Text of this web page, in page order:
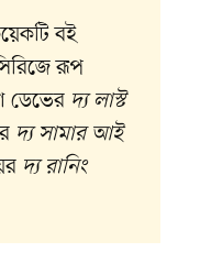
বই
রূপ
ডেভের দ্য লাস্ট
দ্য সামার আই
দ্য রানিং